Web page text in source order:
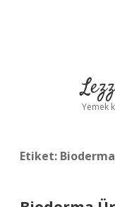
Yemek
Etiket: